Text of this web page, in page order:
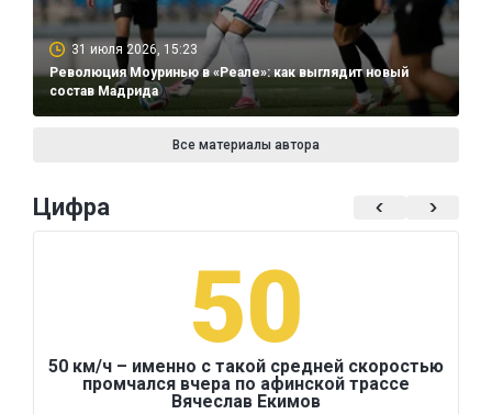
31 июля 2026, 15:23
Революция Моуринью в «Реале»: как выглядит новый
состав Мадрида
Все материалы автора
Цифра
50
50 км/ч – именно с такой средней скоростью
промчался вчера по афинской трассе
Вячеслав Екимов